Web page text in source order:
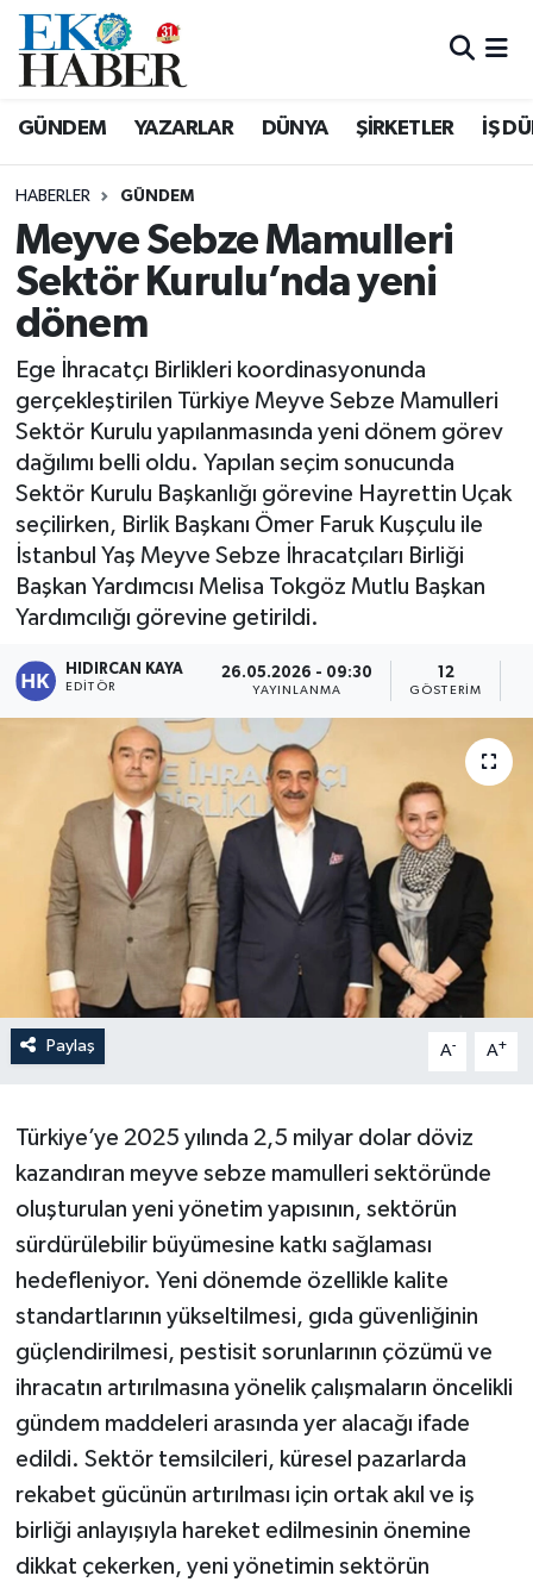
GÜNDEM YAZARLAR DÜNYA ŞİRKETLER İŞ
HABERLER GÜNDEM
Meyve Sebze Mamulleri
Sektör Kurulu’nda yeni
dönem
Ege İhracatçı Birlikleri koordinasyonunda
gerçekleştirilen Türkiye Meyve Sebze Mamulleri
Sektör Kurulu yapılanmasında yeni dönem görev
dağılımı belli oldu. Yapılan seçim sonucunda
Sektör Kurulu Başkanlığı görevine Hayrettin Uçak
seçilirken, Birlik Başkanı Ömer Faruk Kuşçulu ile
İstanbul Yaş Meyve Sebze İhracatçıları Birliği
Başkan Yardımcısı Melisa Tokgöz Mutlu Başkan
Yardımcılığı görevine getirildi.
HIDIRCAN KAYA
EDITÖR
26.05.2026 - 09:30
YAYINLANMA
12
GÖSTERIM
Paylaş A- A+
Türkiye’ye 2025 yılında 2,5 milyar dolar döviz
kazandıran meyve sebze mamulleri sektöründe
oluşturulan yeni yönetim yapısının, sektörün
sürdürülebilir büyümesine katkı sağlaması
hedefleniyor. Yeni dönemde özellikle kalite
standartlarının yükseltilmesi, gıda güvenliğinin
güçlendirilmesi, pestisit sorunlarının çözümü ve
ihracatın artırılmasına yönelik çalışmaların öncelikli
gündem maddeleri arasında yer alacağı ifade
edildi. Sektör temsilcileri, küresel pazarlarda
rekabet gücünün artırılması için ortak akıl ve iş
birliği anlayışıyla hareket edilmesinin önemine
dikkat çekerken, yeni yönetimin sektörün
Hava Durumu
Tüm Manşetler
Son Dakika Haberleri
Haber Arşivi